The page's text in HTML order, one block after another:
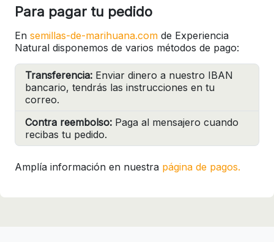
Para pagar tu pedido
En semillas-de-marihuana.com de Experiencia
Natural disponemos de varios métodos de pago:
Transferencia: Enviar dinero a nuestro IBAN
bancario, tendrás las instrucciones en tu
correo.
Contra reembolso: Paga al mensajero cuando
recibas tu pedido.
Amplía información en nuestra página de pagos.